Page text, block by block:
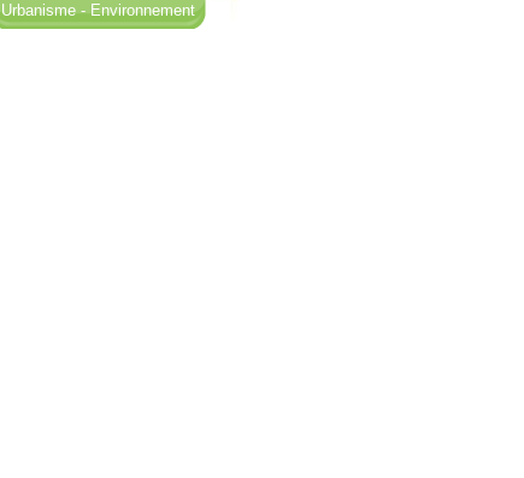
Urbanisme - Environnement